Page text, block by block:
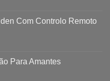
Com Controlo Remoto
€.
Para Amantes